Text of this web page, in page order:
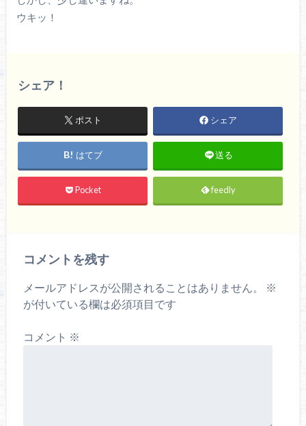
ウキッ！
シェア！
ポスト シェア
はてブ 送る
Pocket feedly
コメントを残す
メールアドレスが公開されることはありません。
※
が付いている欄は必須項目です
コメント ※